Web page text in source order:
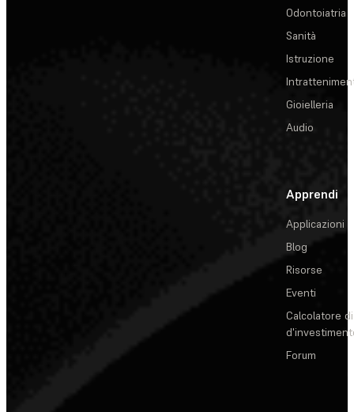
Odontoiatria
Sanità
Istruzione
Gioielleria
Audio
Apprendi
Applicazioni
Blog
Risorse
Eventi
Calcolatore
Forum